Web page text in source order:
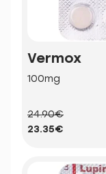
Vermox
100mg
24.90€
23.35€